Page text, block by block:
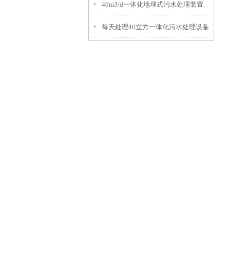
40m3/d一体化地埋式污水处理装置
每天处理40立方一体化污水处理设备